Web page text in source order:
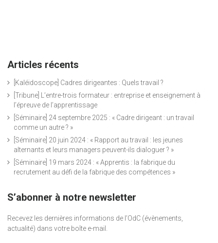
Articles récents
[Kaléidoscope] Cadres dirigeantes : Quels travail ?
[Tribune] L’entre-trois formateur : entreprise et enseignement à
l’épreuve de l’apprentissage
[Séminaire] 24 septembre 2025 : « Cadre dirigeant : un travail
comme un autre ? »
[Séminaire] 20 juin 2024 : « Rapport au travail : les jeunes
alternants et leurs managers peuvent-ils dialoguer ? »
[Séminaire] 19 mars 2024 : « Apprentis : la fabrique du
recrutement au défi de la fabrique des compétences »
S’abonner à notre newsletter
Recevez les dernières informations de l’OdC (évènements,
actualité) dans votre boîte e-mail.